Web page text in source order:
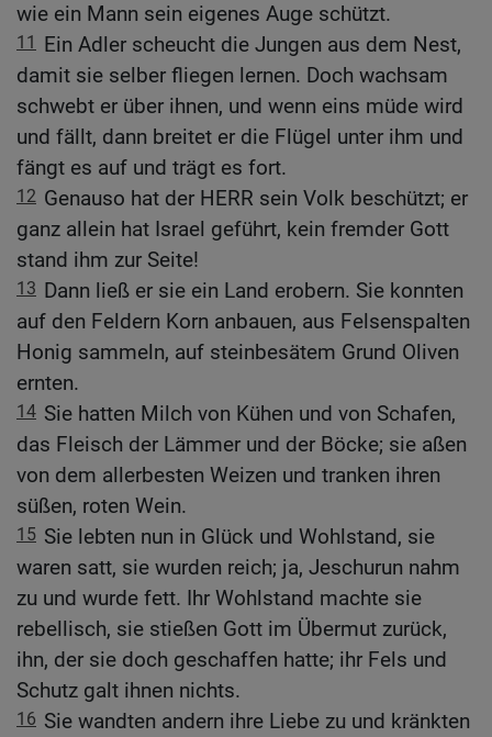
wie ein Mann sein eigenes Auge schützt.
11 Ein Adler scheucht die Jungen aus dem Nest,
damit sie selber fliegen lernen. Doch wachsam
schwebt er über ihnen, und wenn eins müde wird
und fällt, dann breitet er die Flügel unter ihm und
fängt es auf und trägt es fort.
12 Genauso hat der HERR sein Volk beschützt; er
ganz allein hat Israel geführt, kein fremder Gott
stand ihm zur Seite!
13 Dann ließ er sie ein Land erobern. Sie konnten
auf den Feldern Korn anbauen, aus Felsenspalten
Honig sammeln, auf steinbesätem Grund Oliven
ernten.
14 Sie hatten Milch von Kühen und von Schafen,
das Fleisch der Lämmer und der Böcke; sie aßen
von dem allerbesten Weizen und tranken ihren
süßen, roten Wein.
15 Sie lebten nun in Glück und Wohlstand, sie
waren satt, sie wurden reich; ja, Jeschurun nahm
zu und wurde fett. Ihr Wohlstand machte sie
rebellisch, sie stießen Gott im Übermut zurück,
ihn, der sie doch geschaffen hatte; ihr Fels und
Schutz galt ihnen nichts.
16 Sie wandten andern ihre Liebe zu und kränkten